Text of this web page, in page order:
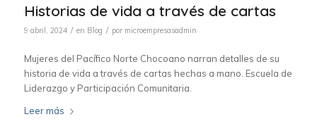
Historias de vida a través de cartas
9 abril, 2024 / en Blog / por microempresasadmin
Mujeres del Pacífico Norte Chocoano narran detalles de su
historia de vida a través de cartas hechas a mano. Escuela de
Liderazgo y Participación Comunitaria.
Leer más